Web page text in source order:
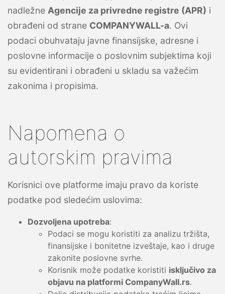
nadležne Agencije za privredne registre (APR) i
obrađeni od strane COMPANYWALL-a. Ovi
podaci obuhvataju javne finansijske, adresne i
poslovne informacije o poslovnim subjektima koji
su evidentirani i obrađeni u skladu sa važećim
zakonima i propisima.
Napomena o
autorskim pravima
Korisnici ove platforme imaju pravo da koriste
podatke pod sledećim uslovima:
Dozvoljena upotreba:
Podaci se mogu koristiti za analizu tržišta,
finansijske i bonitetne izveštaje, kao i druge
zakonite poslovne svrhe.
Korisnik može podatke koristiti isključivo za
objavu na platformi CompanyWall.rs.